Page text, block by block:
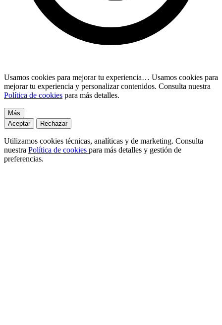
Usamos cookies para mejorar tu experiencia… Usamos cookies para
mejorar tu experiencia y personalizar contenidos. Consulta nuestra
Política de cookies para más detalles.
Más
Aceptar
Rechazar
Utilizamos cookies técnicas, analíticas y de marketing. Consulta
nuestra Política de cookies para más detalles y gestión de
preferencias.